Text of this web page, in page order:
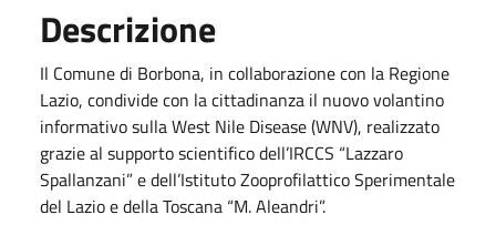
Descrizione
Il Comune di Borbona, in collaborazione con la Regione
Lazio, condivide con la cittadinanza il nuovo volantino
informativo sulla West Nile Disease (WNV), realizzato
grazie al supporto scientifico dell’IRCCS “Lazzaro
Spallanzani” e dell’Istituto Zooprofilattico Sperimentale
del Lazio e della Toscana “M. Aleandri”.